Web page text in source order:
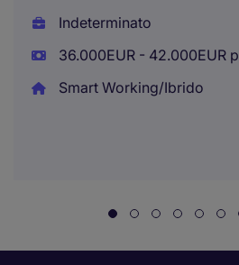
Indeterminato
36.000EUR - 42.000EUR
Smart Working/Ibrido